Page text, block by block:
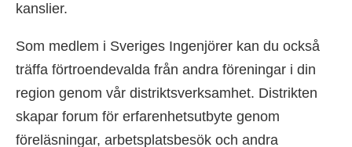
kanslier.
Som medlem i Sveriges Ingenjörer kan du också
träffa förtroendevalda från andra föreningar i din
region genom vår distriktsverksamhet. Distrikten
skapar forum för erfarenhetsutbyte genom
föreläsningar, arbetsplatsbesök och andra